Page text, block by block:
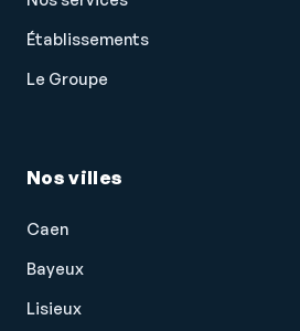
Établissements
Le Groupe
Nos villes
Caen
Bayeux
Lisieux